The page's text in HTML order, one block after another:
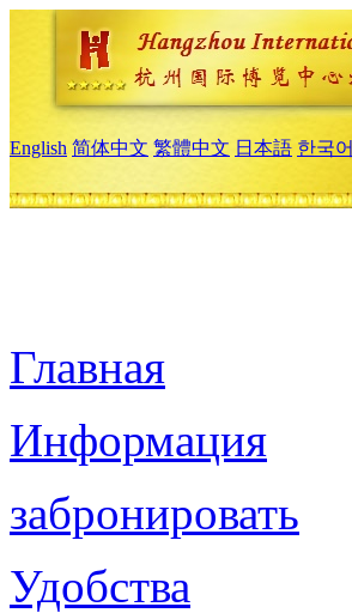
English 简体中文 繁體中文 日本語 한국어
Главная
Информация
забронировать
Удобства